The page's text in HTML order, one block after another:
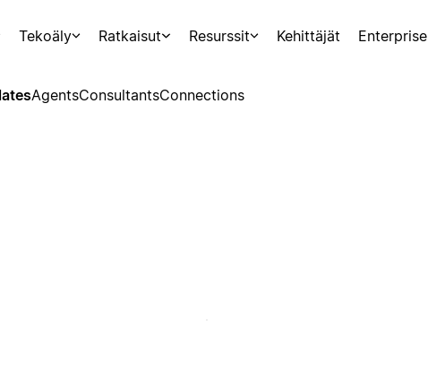
Tekoäly Ratkaisut Resurssit Kehittäjät Enterprise
AgentsConsultantsConnections